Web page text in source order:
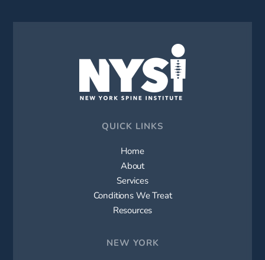
QUICK LINKS
Home
About
Services
Conditions We Treat
Resources
NEW YORK